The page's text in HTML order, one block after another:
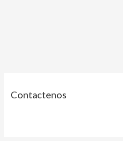
Contactenos